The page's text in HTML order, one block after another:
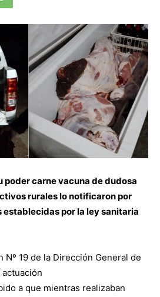
poder carne vacuna de dudosa
rurales lonotificaron por
por la ley sanitaria
Nº 19 de la Dirección General de
a que mientras realizaban